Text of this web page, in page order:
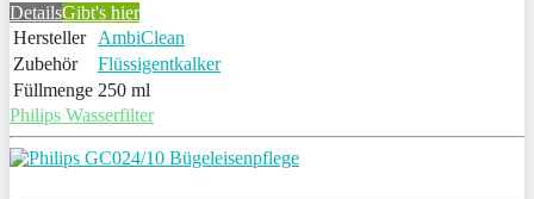
DetailsGibt's hier
Hersteller
AmbiClean
Zubehör
Flüssigentkalker
Füllmenge 250 ml
Philips Wasserfilter